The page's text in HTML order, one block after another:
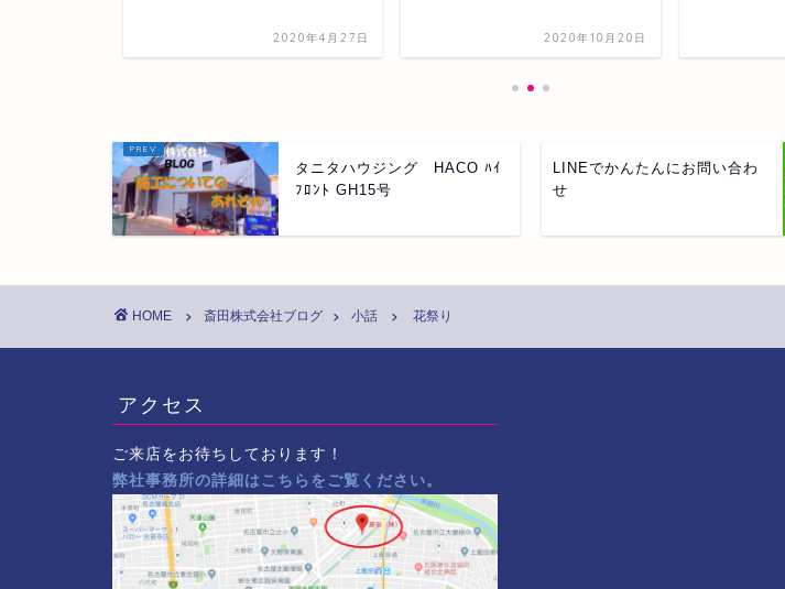
2020年4月27日 2020年10月20日
タニタハウジング HACO ﾊｲ
ﾌﾛﾝﾄ GH15号
LINEでかんたんにお問い合わ
せ
HOME 斎田株式会社ブログ 小話 花祭り
アクセス
ご来店をお待ちしております！
弊社事務所の詳細はこちらをご覧ください。